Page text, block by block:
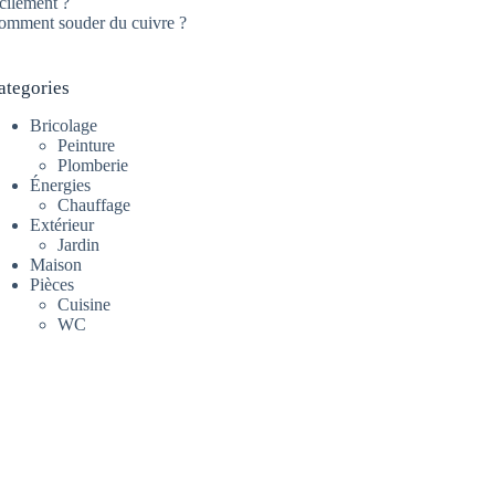
souder du cuivre ?
Bricolage
Peinture
Plomberie
Énergies
Chauffage
Extérieur
Jardin
Maison
Pièces
Cuisine
WC